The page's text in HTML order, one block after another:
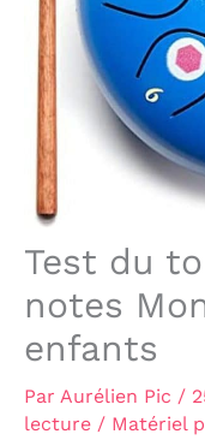
Test du
notes
enfants
Par Aurélien Pic /
lecture / Matériel